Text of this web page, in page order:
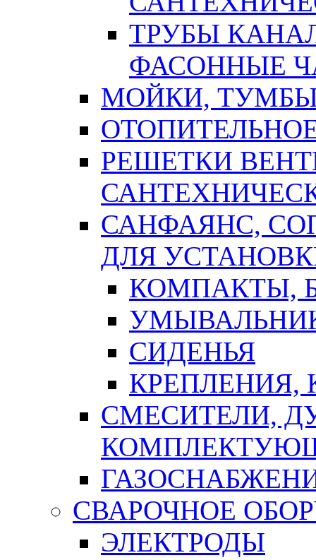
ТРУБЫ
ФАСОННЫЕ
МОЙКИ,
РЕШЕТКИ
САНФАЯНС,
ДЛЯ
КОМПАКТЫ,
СИДЕНЬЯ
СМЕСИТЕЛИ,
СВАРОЧНОЕ
ЭЛЕКТРОДЫ